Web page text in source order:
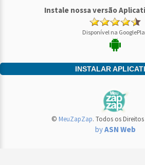
Instale nossa versão
Disponível na
INSTALAR
© MeuZapZap. Todos os
byASN Web